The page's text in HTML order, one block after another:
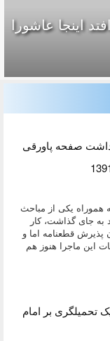
اينجا عاشورا
۵۹۸؛ متن یادداشت صفحه پاورقی
گذشته هموراه یکی از مباحث
به جای گذاشت، کار
پذیرش قطعنامه اما و
این ماجرا هنوز هم
تحمیلگری بر امام